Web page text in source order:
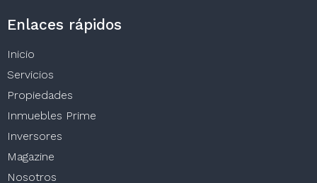
Enlaces rápidos
Inicio
Servicios
Propiedades
Inmuebles Prime
Inversores
Magazine
Nosotros